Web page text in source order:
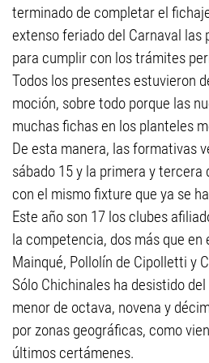
terminado de completar el
extenso feriado del Carnaval las
para cumplir con los trámites
Todos los presentes estuvieron
moción, sobre todo porque las
muchas fichas en los planteles
De esta manera, las formativas
sábado 15 y la primera y tercera
con el mismo fixture que ya se
Este año son 17 los clubes
la competencia, dos más que en
Mainqué, Pollolín de Cipolletti y
Sólo Chichinales ha desistido
menor de octava, novena y
por zonas geográficas, como
últimos certámenes.